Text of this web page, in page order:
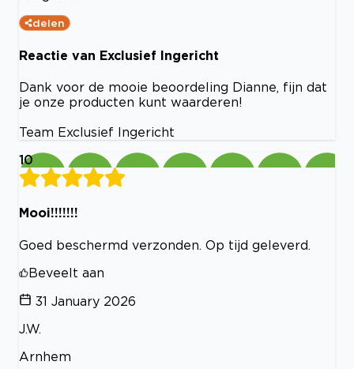
delen
Reactie van Exclusief Ingericht
Dank voor de mooie beoordeling Dianne, fijn dat
je onze producten kunt waarderen!
Team Exclusief Ingericht
10
Mooi!!!!!!!
Goed beschermd verzonden. Op tijd geleverd.
Beveelt aan
31 January 2026
J.W.
Arnhem